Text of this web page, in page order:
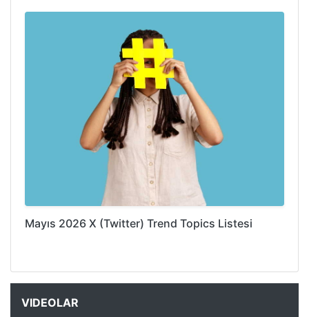
Mayıs 2026 X (Twitter) Trend Topics Listesi
VIDEOLAR